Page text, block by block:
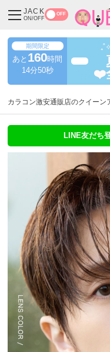
JACK
ON/OFF
OFF
期間限定
あと 160時間
14分48秒
❤️
カラコン激安通販店のクイーン
LINE友だち